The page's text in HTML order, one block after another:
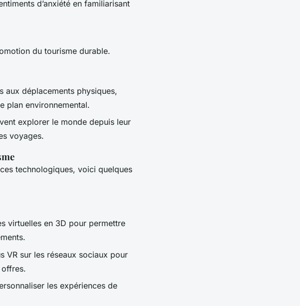
d’anxiété en familiarisant
du tourisme durable.
aux déplacements physiques,
plan environnemental.
explorer le monde depuis leur
voyages.
technologiques, voici quelques
virtuelles en 3D pour permettre
VR sur les réseaux sociaux pour
les expériences de